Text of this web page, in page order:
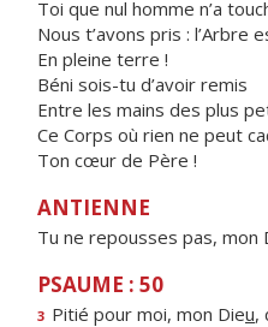
Toi que nul homme n’a
Nous t’avons pris : l’Arbre
En pleine terre !
Béni sois-tu d’avoir remis
Entre les mains des plus
Ce Corps où rien ne peut
Ton cœur de Père !
ANTIENNE
Tu ne repousses pas, mon
PSAUME : 50
3 Pitié pour moi, mon Dieu,